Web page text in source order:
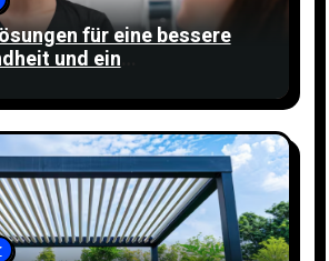
für eine bessere
und ein